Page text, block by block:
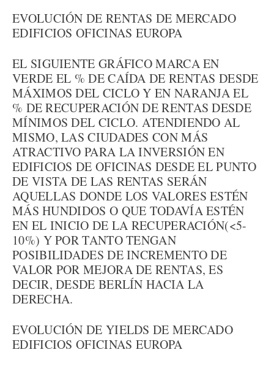
EVOLUCIÓN DE RENTAS DE MERCADO
EDIFICIOS OFICINAS EUROPA
EL SIGUIENTE GRÁFICO MARCA EN
VERDE EL % DE CAÍDA DE RENTAS DESDE
MÁXIMOS DEL CICLO Y EN NARANJA EL
% DE RECUPERACIÓN DE RENTAS DESDE
MÍNIMOS DEL CICLO. ATENDIENDO AL
MISMO, LAS CIUDADES CON MÁS
ATRACTIVO PARA LA INVERSIÓN EN
EDIFICIOS DE OFICINAS DESDE EL PUNTO
DE VISTA DE LAS RENTAS SERÁN
AQUELLAS DONDE LOS VALORES ESTÉN
MÁS HUNDIDOS O QUE TODAVÍA ESTÉN
EN EL INICIO DE LA RECUPERACIÓN(<5-
10%) Y POR TANTO TENGAN
POSIBILIDADES DE INCREMENTO DE
VALOR POR MEJORA DE RENTAS, ES
DECIR, DESDE BERLÍN HACIA LA
DERECHA.
EVOLUCIÓN DE YIELDS DE MERCADO
EDIFICIOS OFICINAS EUROPA